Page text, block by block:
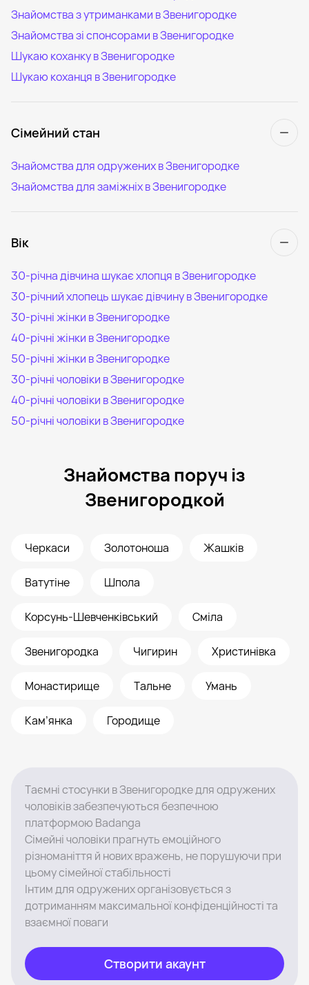
Знайомства з утриманками в Звенигородке
Знайомства зі спонсорами в Звенигородке
Шукаю коханку в Звенигородке
Шукаю коханця в Звенигородке
Сімейний стан
Знайомства для одружених в Звенигородке
Знайомства для заміжніх в Звенигородке
Вік
30-річна дівчина шукає хлопця в Звенигородке
30-річний хлопець шукає дівчину в Звенигородке
30-річні жінки в Звенигородке
40-річні жінки в Звенигородке
50-річні жінки в Звенигородке
30-річні чоловіки в Звенигородке
40-річні чоловіки в Звенигородке
50-річні чоловіки в Звенигородке
Знайомства поруч із
Звенигородкой
Черкаси Золотоноша Жашків
Ватутіне Шпола
Корсунь-Шевченківський Сміла
Звенигородка Чигирин Христинівка
Монастирище Тальне Умань
Кам’янка Городище
Таємні стосунки в Звенигородке для одружених
чоловіків забезпечуються безпечною
платформою Badanga
Сімейні чоловіки прагнуть емоційного
різноманіття й нових вражень, не порушуючи при
цьому сімейної стабільності
Інтим для одружених організовується з
дотриманням максимальної конфіденційності та
взаємної поваги
Створити акаунт